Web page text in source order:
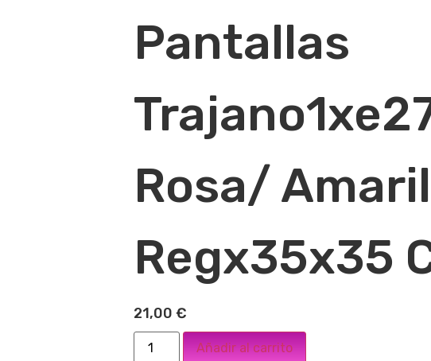
Pantallas
Rosa/
Regx35x35
21,00 €
Añadir al carrito